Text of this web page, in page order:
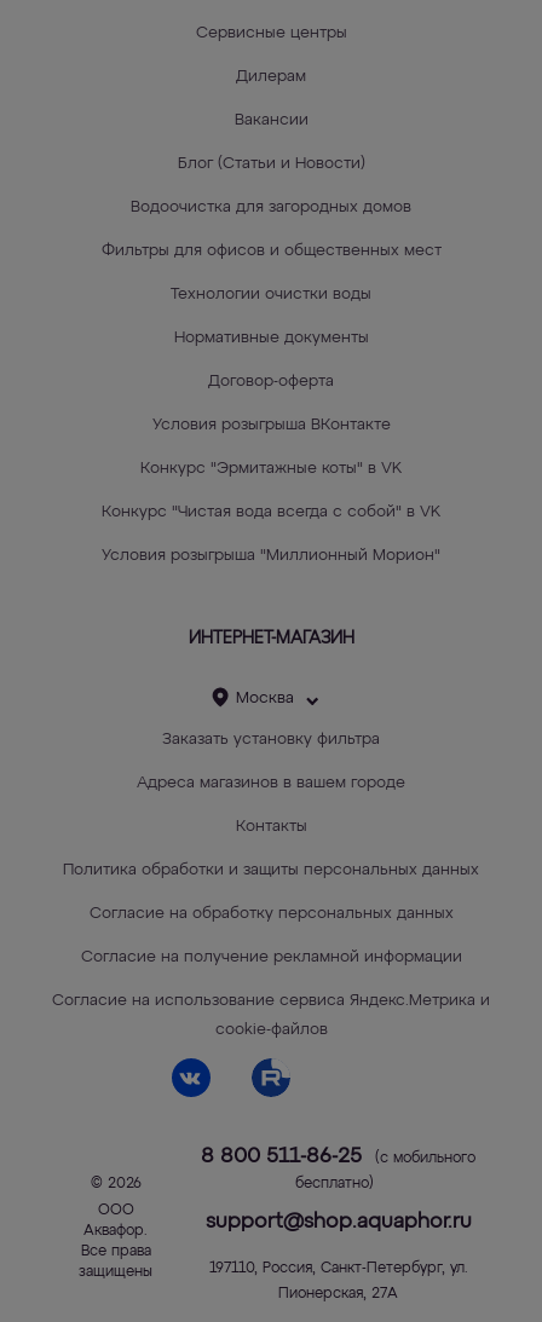
Сервисные центры
Дилерам
Вакансии
Блог (Статьи и Новости)
Водоочистка для загородных домов
Фильтры для офисов и общественных мест
Технологии очистки воды
Нормативные документы
Договор-оферта
Условия розыгрыша ВКонтакте
Конкурс "Эрмитажные коты" в VK
Конкурс "Чистая вода всегда с собой" в VK
Условия розыгрыша "Миллионный Морион"
ИНТЕРНЕТ-МАГАЗИН
Москва
Заказать установку фильтра
Адреса магазинов в вашем городе
Контакты
Политика обработки и защиты персональных данных
Согласие на обработку персональных данных
Согласие на получение рекламной информации
Согласие на использование сервиса Яндекс.Метрика и
cookie-файлов
© 2026
ООО
Аквафор.
Все права
защищены
8 800 511-86-25
(с мобильного
бесплатно)
support@shop.aquaphor.ru
197110, Россия, Санкт-Петербург, ул.
Пионерская, 27А